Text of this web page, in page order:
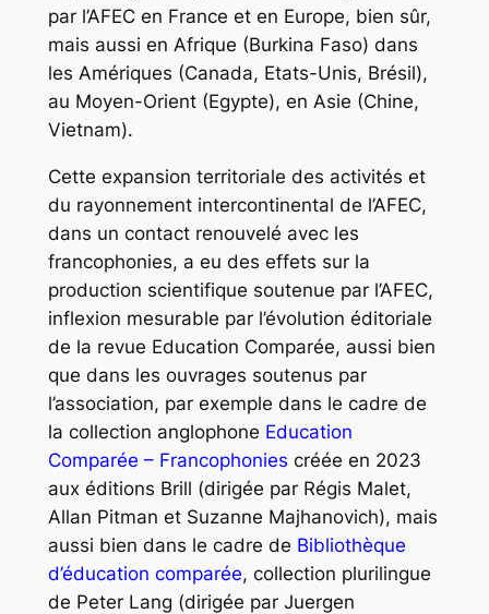
par l’AFEC en France et en Europe, bien sûr,
mais aussi en Afrique (Burkina Faso) dans
les Amériques (Canada, Etats-Unis, Brésil),
au Moyen-Orient (Egypte), en Asie (Chine,
Vietnam).
Cette expansion territoriale des activités et
du rayonnement intercontinental de l’AFEC,
dans un contact renouvelé avec les
francophonies, a eu des effets sur la
production scientifique soutenue par l’AFEC,
inflexion mesurable par l’évolution éditoriale
de la revue Education Comparée, aussi bien
que dans les ouvrages soutenus par
l’association, par exemple dans le cadre de
la collection anglophone Education
Comparée – Francophonies créée en 2023
aux éditions Brill (dirigée par Régis Malet,
Allan Pitman et Suzanne Majhanovich), mais
aussi bien dans le cadre de Bibliothèque
d’éducation comparée, collection plurilingue
de Peter Lang (dirigée par Juergen